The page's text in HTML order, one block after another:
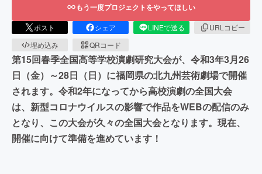
もう一度プロジェクトをやってほしい
ポスト シェア LINEで送る
URLコピー
埋め込み
QRコード
第15回春季全国高等学校演劇研究大会が、令和3年3月26
日（金）～28日（日）に福岡県の北九州芸術劇場で開催
されます。令和2年になってから高校演劇の全国大会
は、新型コロナウイルスの影響で作品をWEBの配信のみ
となり、この大会が久々の全国大会となります。現在、
開催に向けて準備を進めています！